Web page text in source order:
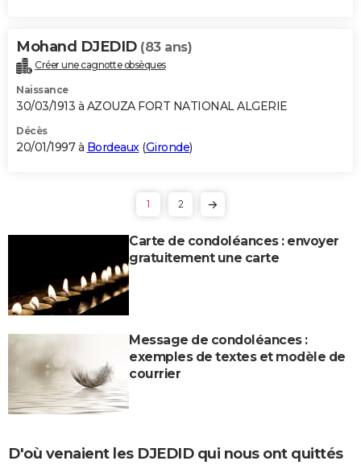
Mohand DJEDID (83 ans)
Créer une cagnotte obsèques
Naissance
30/03/1913 à AZOUZA FORT NATIONAL ALGERIE
Décès
20/01/1997 à Bordeaux (Gironde)
1 2
Carte de condoléances : envoyer
gratuitement une carte
Message de condoléances :
exemples de textes et modèle de
courrier
D'où venaient les DJEDID qui nous ont quittés